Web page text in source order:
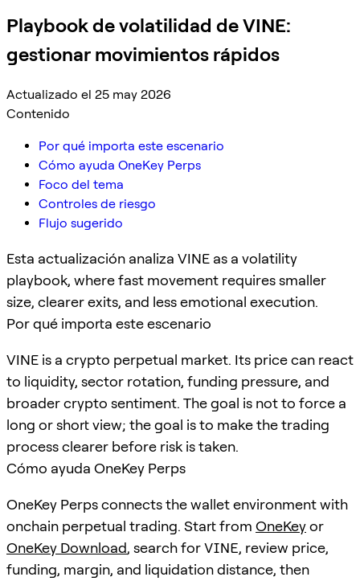
Playbook de volatilidad de VINE:
gestionar movimientos rápidos
Actualizado el 25 may 2026
Contenido
Por qué importa este escenario
Cómo ayuda OneKey Perps
Foco del tema
Controles de riesgo
Flujo sugerido
Esta actualización analiza VINE as a volatility
playbook, where fast movement requires smaller
size, clearer exits, and less emotional execution.
Por qué importa este escenario
VINE is a crypto perpetual market. Its price can react
to liquidity, sector rotation, funding pressure, and
broader crypto sentiment. The goal is not to force a
long or short view; the goal is to make the trading
process clearer before risk is taken.
Cómo ayuda OneKey Perps
OneKey Perps connects the wallet environment with
onchain perpetual trading. Start from OneKeyor
OneKey Download, search forVINE, review price,
funding, margin, and liquidation distance, then